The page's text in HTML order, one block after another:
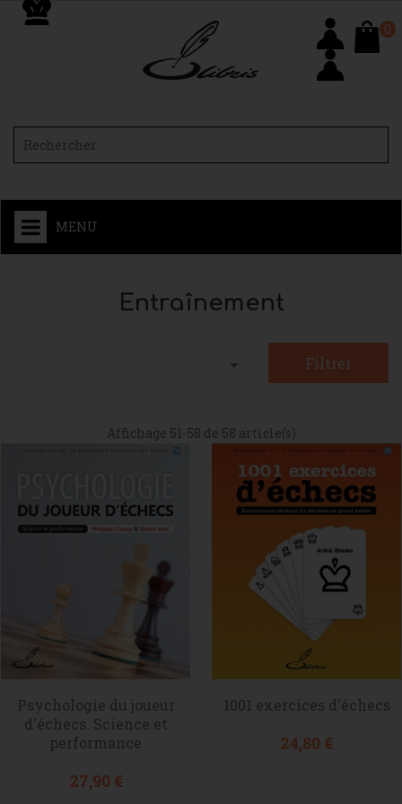
0
MENU
Entraînement
 Filtrer
Affichage 51-58 de 58 article(s)
Psychologie du joueur
d'échecs. Science et
performance
Prix
27,90 €
1001 exercices d'échecs
Prix
24,80 €